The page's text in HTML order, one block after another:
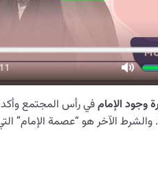
وجود الإمامفي رأس المجتمع
الآخر هو “عصمة الإمام”